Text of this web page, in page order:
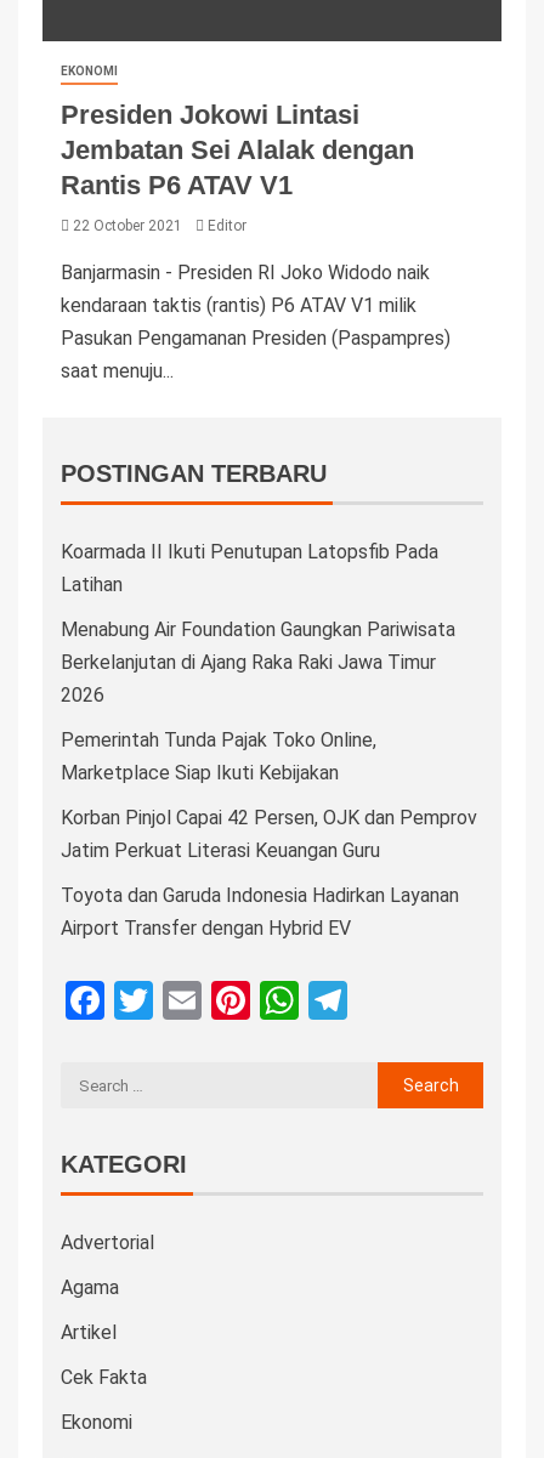
EKONOMI
Presiden Jokowi Lintasi
Jembatan Sei Alalak dengan
Rantis P6 ATAV V1
22 October 2021 Editor
Banjarmasin - Presiden RI Joko Widodo naik
kendaraan taktis (rantis) P6 ATAV V1 milik
Pasukan Pengamanan Presiden (Paspampres)
saat menuju...
POSTINGAN TERBARU
Koarmada II Ikuti Penutupan Latopsfib Pada
Latihan
Menabung Air Foundation Gaungkan Pariwisata
Berkelanjutan di Ajang Raka Raki Jawa Timur
2026
Pemerintah Tunda Pajak Toko Online,
Marketplace Siap Ikuti Kebijakan
Korban Pinjol Capai 42 Persen, OJK dan Pemprov
Jatim Perkuat Literasi Keuangan Guru
Toyota dan Garuda Indonesia Hadirkan Layanan
Airport Transfer dengan Hybrid EV
Facebook
Twitter
EmailPinterest
WhatsApp
KATEGORI
Advertorial
Agama
Artikel
Cek Fakta
Ekonomi